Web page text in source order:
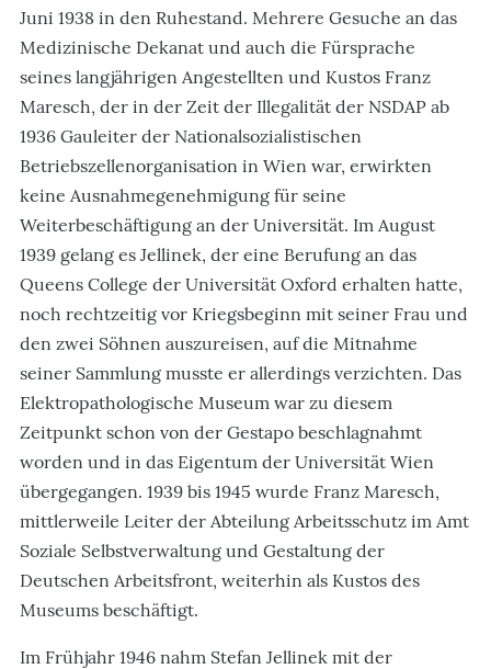
Juni 1938 in den Ruhestand. Mehrere Gesuche an das
Medizinische Dekanat und auch die Fürsprache
seines langjährigen Angestellten und Kustos Franz
Maresch, der in der Zeit der Illegalität der NSDAP ab
1936 Gauleiter der Nationalsozialistischen
Betriebszellenorganisation in Wien war, erwirkten
keine Ausnahmegenehmigung für seine
Weiterbeschäftigung an der Universität. Im August
1939 gelang es Jellinek, der eine Berufung an das
Queens College der Universität Oxford erhalten hatte,
noch rechtzeitig vor Kriegsbeginn mit seiner Frau und
den zwei Söhnen auszureisen, auf die Mitnahme
seiner Sammlung musste er allerdings verzichten. Das
Elektropathologische Museum war zu diesem
Zeitpunkt schon von der Gestapo beschlagnahmt
worden und in das Eigentum der Universität Wien
übergegangen. 1939 bis 1945 wurde Franz Maresch,
mittlerweile Leiter der Abteilung Arbeitsschutz im Amt
Soziale Selbstverwaltung und Gestaltung der
Deutschen Arbeitsfront, weiterhin als Kustos des
Museums beschäftigt.
Im Frühjahr 1946 nahm Stefan Jellinek mit der